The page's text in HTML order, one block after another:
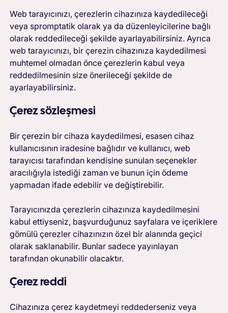
Web tarayıcınızı, çerezlerin cihazınıza kaydedileceği
veya spromptatik olarak ya da düzenleyicilerine bağlı
olarak reddedileceği şekilde ayarlayabilirsiniz. Ayrıca
web tarayıcınızı, bir çerezin cihazınıza kaydedilmesi
muhtemel olmadan önce çerezlerin kabul veya
reddedilmesinin size önerileceği şekilde de
ayarlayabilirsiniz.
Çerez sözleşmesi
Bir çerezin bir cihaza kaydedilmesi, esasen cihaz
kullanıcısının iradesine bağlıdır ve kullanıcı, web
tarayıcısı tarafından kendisine sunulan seçenekler
aracılığıyla istediği zaman ve bunun için ödeme
yapmadan ifade edebilir ve değiştirebilir.
Tarayıcınızda çerezlerin cihazınıza kaydedilmesini
kabul ettiyseniz, başvurduğunuz sayfalara ve içeriklere
gömülü çerezler cihazınızın özel bir alanında geçici
olarak saklanabilir. Bunlar sadece yayınlayan
tarafından okunabilir olacaktır.
Çerez reddi
Cihazınıza çerez kaydetmeyi reddederseniz veya